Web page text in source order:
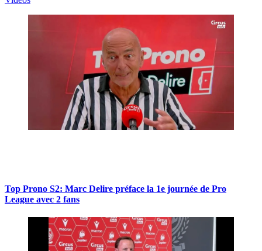
Top Prono S2: Marc Delire préface la 1e journée de Pro
League avec 2 fans